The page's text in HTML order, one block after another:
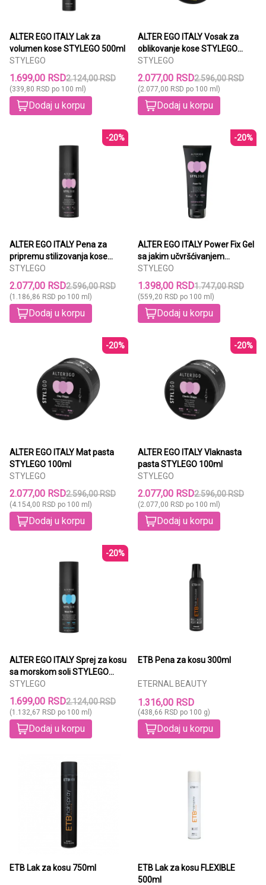
ALTER EGO ITALY Lak za
volumen kose STYLEGO 500ml
STYLEGO
1.699,00 RSD2.124,00 RSD
(339,80 RSD po 100 ml)
Dodaj u korpu
ALTER EGO ITALY Vosak za
oblikovanje kose STYLEGO
100ml
STYLEGO
2.077,00 RSD2.596,00 RSD
(2.077,00 RSD po 100 ml)
Dodaj u korpu
-20%
ALTER EGO ITALY Pena za
pripremu stilizovanja kose
STYLEGO 175ml
STYLEGO
2.077,00 RSD2.596,00 RSD
(1.186,86 RSD po 100 ml)
Dodaj u korpu
-20%
ALTER EGO ITALY Power Fix Gel
sa jakim učvršćivanjem
STYLEGO 250ml
STYLEGO
1.398,00 RSD1.747,00 RSD
(559,20 RSD po 100 ml)
Dodaj u korpu
-20%
ALTER EGO ITALY Mat pasta
STYLEGO 100ml
STYLEGO
2.077,00 RSD2.596,00 RSD
(4.154,00 RSD po 100 ml)
Dodaj u korpu
-20%
ALTER EGO ITALY Vlaknasta
pasta STYLEGO 100ml
STYLEGO
2.077,00 RSD2.596,00 RSD
(2.077,00 RSD po 100 ml)
Dodaj u korpu
-20%
ALTER EGO ITALY Sprej za kosu
sa morskom soli STYLEGO
150ml
STYLEGO
1.699,00 RSD2.124,00 RSD
(1.132,67 RSD po 100 ml)
Dodaj u korpu
ETB Pena za kosu 300ml
ETERNAL BEAUTY
1.316,00 RSD
(438,66 RSD po 100 g)
Dodaj u korpu
ETB Lak za kosu 750ml
ETB Lak za kosu FLEXIBLE
500ml